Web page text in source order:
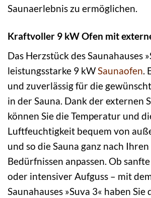
Saunaerlebnis zu ermöglichen.
Kraftvoller 9 kW Ofen mit
Das Herzstück des Saunahauses
leistungsstarke 9 kWSaunaofen.
und zuverlässig für die
in der Sauna. Dank der externen
können Sie die Temperatur und
Luftfeuchtigkeit bequem von
und so die Sauna ganz nach
Bedürfnissen anpassen. Ob
oder intensiver Aufguss – mit
Saunahauses »Suva 3« haben Sie